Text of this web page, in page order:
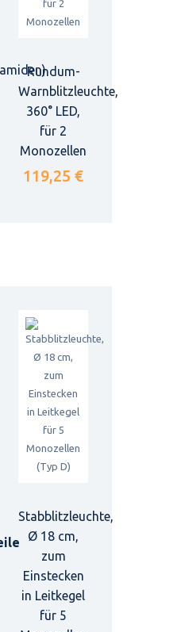
Rundum-
Warnblitzleuchte,
360° LED,
für 2
Monozellen
119,25 €
Stabblitzleuchte,
Ø 18 cm,
zum
Einstecken
in Leitkegel
für 5